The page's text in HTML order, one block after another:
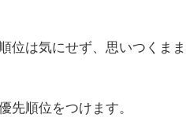
位は気にせず、思いつくま
先順位をつけます。